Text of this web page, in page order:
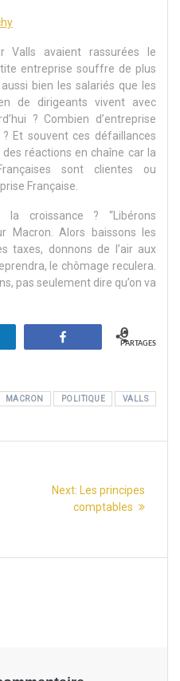
Valls avaient rassurées le
entreprise souffre de plus
bien les salariés que les
de dirigeants vivent avec
? Combien d’entreprise
Et souvent ces défaillances
réactions en chaîne car la
sont clientes ou
Française.
la croissance ? “Libérons
Macron. Alors baissons les
taxes, donnons de l’air aux
le chômage reculera.
pas seulement dire qu’on va
Partagez0
PARTAGES
MACRON POLITIQUE VALLS
Next: Next
post:
Les principes
comptables